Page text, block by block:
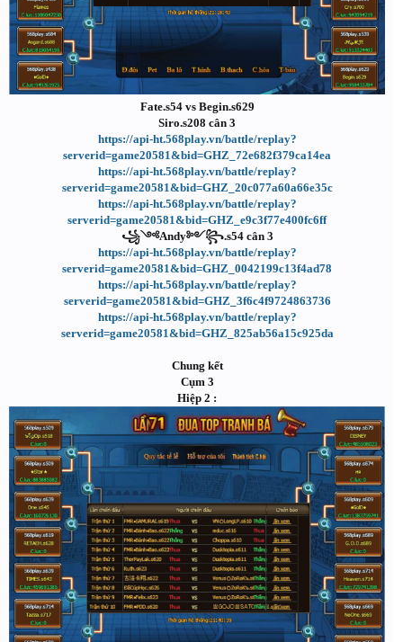
Fate.s54 vs Begin.s629
Siro.s208 cân 3
https://api-ht.568play.vn/battle/replay?
serverid=game20581&bid=GHZ_72e682f379ca14ea
https://api-ht.568play.vn/battle/replay?
serverid=game20581&bid=GHZ_20c077a60a66e35c
https://api-ht.568play.vn/battle/replay?
serverid=game20581&bid=GHZ_e9c3f77e400fc6ff
꧁༺Andy༻꧂.s54 cân 3
https://api-ht.568play.vn/battle/replay?
serverid=game20581&bid=GHZ_0042199c13f4ad78
https://api-ht.568play.vn/battle/replay?
serverid=game20581&bid=GHZ_3f6c4f9724863736
https://api-ht.568play.vn/battle/replay?
serverid=game20581&bid=GHZ_825ab56a15c925da
Chung kết
Cụm 3
Hiệp 2 :